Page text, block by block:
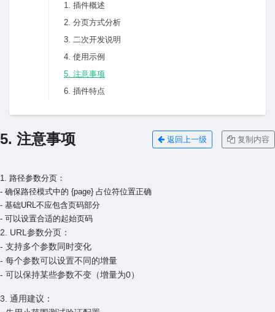
1. 插件概述
2. 分页方式分析
3. 二次开发说明
4. 使用示例
5. 注意事项
6. 插件特点
5. 注意事项 返回上一级 复制内容
1. 路径参数分页：
- 确保路径模式中的 {page} 占位符位置正确
- 基础URL不应包含页码部分
- 可以设置合适的起始页码
2. URL参数分页：
- 支持多个参数同时变化
- 每个参数可以设置不同的增量
- 可以保持某些参数不变（增量为0）
3. 通用建议：